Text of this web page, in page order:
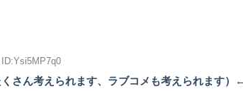
さん考えられます、ラブコメも考えられます